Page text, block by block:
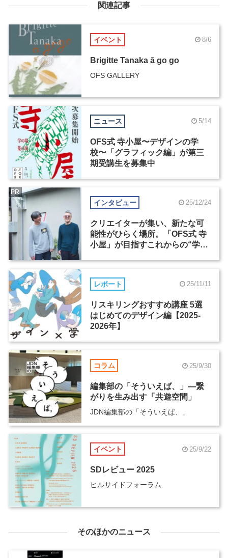
関連記事
イベント 8/6
Brigitte Tanaka ā go go
OFS GALLERY
ニュース 5/14
OFS式 寺小屋〜デザインの学
校〜「グラフィック編」が第三
期受講生を募集中
インタビュー 25/12/24
クリエイターが集い、新たな可
能性がひらく場所。「OFS式 寺
小屋」が目指すこれからの“学
PR
レポート 25/11/11
リスキリングおすすめ講座 5選
はじめてのデザイン編【2025-
2026年】
コラム 25/9/30
編集部の「そういえば、」―繋
がりを生み出す「共遊空間」
JDN編集部の「そういえば、」
イベント 25/9/22
SDレビュー 2025
ヒルサイドフォーラム
そのほかのニュース